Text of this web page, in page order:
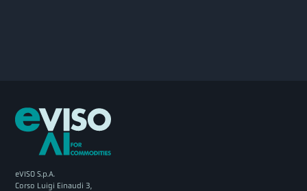
eVISO S.p.A.
Corso Luigi Einaudi 3,